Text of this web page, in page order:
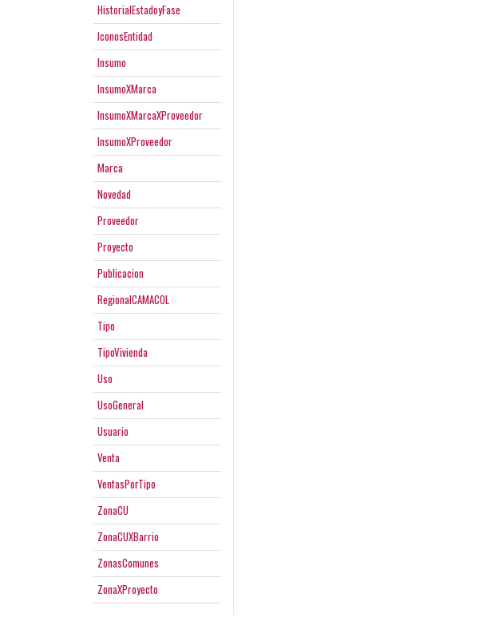
HistorialEstadoyFase
IconosEntidad
Insumo
InsumoXMarca
InsumoXMarcaXProveedor
InsumoXProveedor
Marca
Novedad
Proveedor
Proyecto
Publicacion
RegionalCAMACOL
Tipo
TipoVivienda
Uso
UsoGeneral
Usuario
Venta
VentasPorTipo
ZonaCU
ZonaCUXBarrio
ZonasComunes
ZonaXProyecto